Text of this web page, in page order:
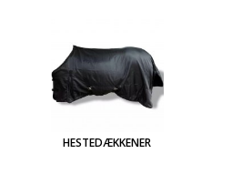
HESTEDÆKKENER